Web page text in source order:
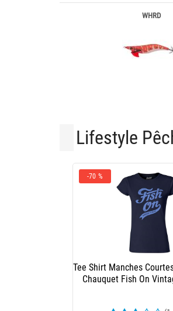
WHRD
Lifestyle
-70 %
Tee Shirt Manches
Chauquet Fish On